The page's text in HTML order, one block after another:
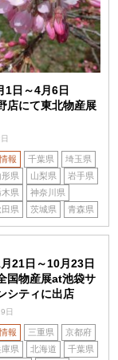
1日～4月6日
店にて東北物産展
報 千葉県
埼玉県
形県 山梨県
岩手県
木県
神奈川県
田県 茨城県 青森県
21日～10月23日
国物産展at池袋サ
シティに出店
日
報 三重県
京都府
庫県 北海道
千葉県